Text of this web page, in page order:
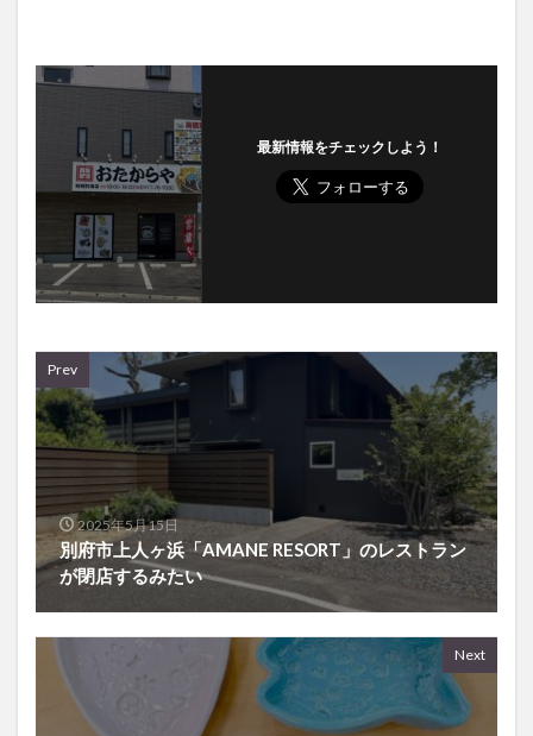
最新情報をチェックしよう！
Prev
2025年5月15日
別府市上人ヶ浜「AMANE RESORT」のレストラン
が閉店するみたい
Next